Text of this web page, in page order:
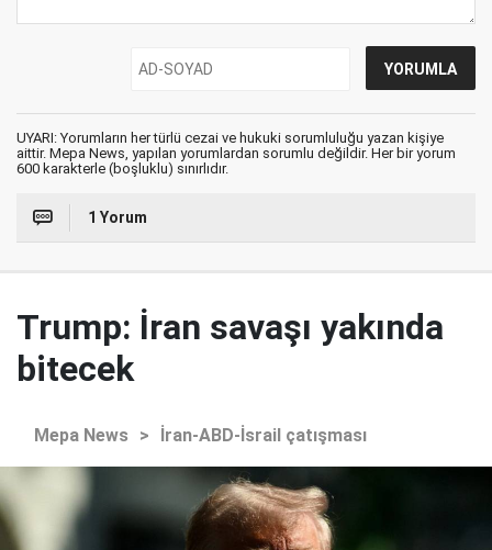
UYARI: Yorumların her türlü cezai ve hukuki sorumluluğu yazan kişiye
aittir. Mepa News, yapılan yorumlardan sorumlu değildir. Her bir yorum
600 karakterle (boşluklu) sınırlıdır.
1 Yorum
Trump: İran savaşı yakında
bitecek
Mepa News > İran-ABD-İsrail çatışması